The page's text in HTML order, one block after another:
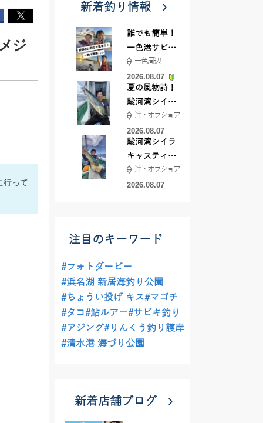
ジ
行って
新着釣り情報
誰でも簡単！
一色港サビキ
＆ちょい投げ
一色周辺
2026.08.07
夏の風物詩！
駿河湾シイラ
キャスティン
グ行ってきま
した！！
沖・オフショア
2026.08.07
駿河湾シイラ
キャスティン
グ行ってきま
した！
沖・オフショア
2026.08.07
注目のキーワード
#フォトダービー
#浜名湖 新居海釣り公園
#ちょうい投げ キス#マゴチ
#タコ#鮎ルアー#サビキ釣り
#アジング#りんくう釣り護岸
#清水港 海づり公園
新着店舗ブログ